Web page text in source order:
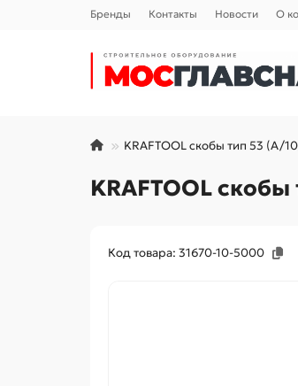
Бренды Контакты Новости О
KRAFTOOL скобы тип 53 (A/
KRAFTOOL
Код товара: 31670-10-5000